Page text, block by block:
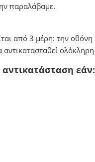
παραλάβαμε.
από 3 μέρη: την
αντικατασταθεί
εάν: